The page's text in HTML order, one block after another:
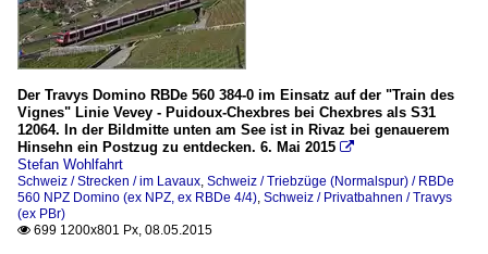
Der Travys Domino RBDe 560 384-0 im Einsatz auf der "Train des
Vignes" Linie Vevey - Puidoux-Chexbres bei Chexbres als S31
12064. In der Bildmitte unten am See ist in Rivaz bei genauerem
Hinsehn ein Postzug zu entdecken. 6. Mai 2015 
Stefan Wohlfahrt
Schweiz / Strecken / im Lavaux, Schweiz / Triebzüge (Normalspur) / RBDe
560 NPZ Domino (ex NPZ, ex RBDe 4/4), Schweiz / Privatbahnen / Travys
(ex PBr)
 699 1200x801 Px, 08.05.2015